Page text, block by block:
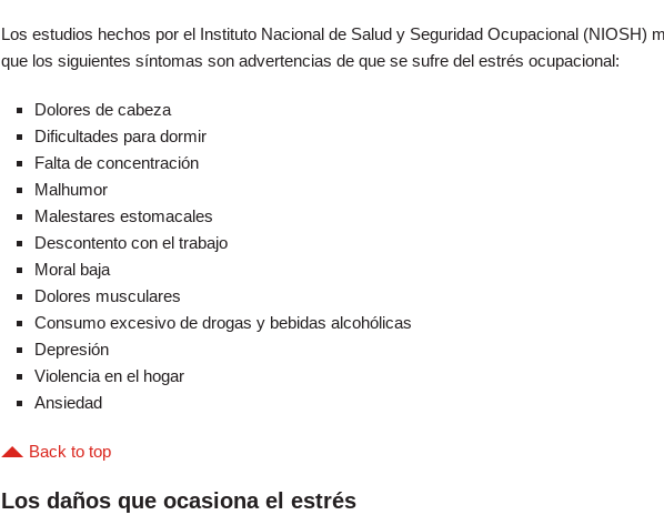
Los estudios hechos por el Instituto Nacional de Salud y Seguridad Ocupacional (NIOSH)
que los siguientes síntomas son advertencias de que se sufre del estrés ocupacional:
Dolores de cabeza
Dificultades para dormir
Falta de concentración
Malhumor
Malestares estomacales
Descontento con el trabajo
Moral baja
Dolores musculares
Consumo excesivo de drogas y bebidas alcohólicas
Depresión
Violencia en el hogar
Ansiedad
Back to top
Los daños que ocasiona el estrés